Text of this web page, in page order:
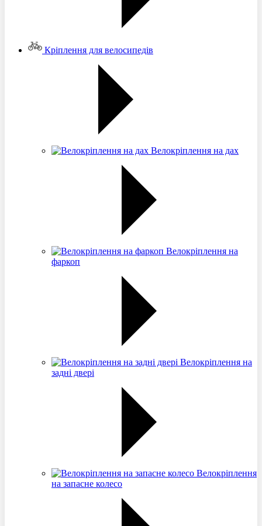
Кріплення для велосипедів
Велокріплення на дах
Велокріплення на
фаркоп
Велокріплення на
задні двері
Велокріплення
на запасне колесо